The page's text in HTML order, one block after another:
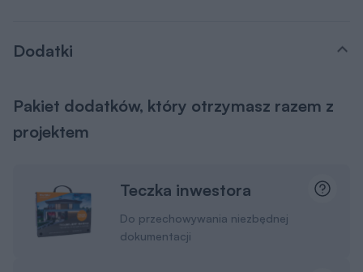
Dodatki
Pakiet dodatków, który otrzymasz razem z
projektem
Teczka inwestora
Do przechowywania niezbędnej
dokumentacji